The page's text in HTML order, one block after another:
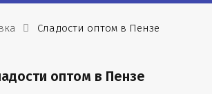
Сладости оптом в Пензе
оптом в Пензе